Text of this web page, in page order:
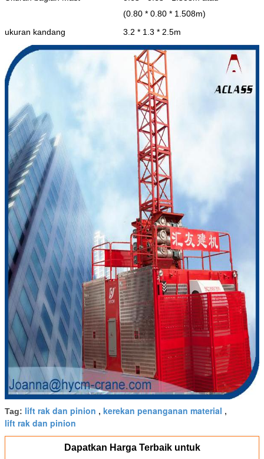
(0.80 * 0.80 * 1.508m)
ukuran kandang
3.2 * 1.3 * 2.5m
Tag: lift rak dan pinion , kerekan penanganan material ,
lift rak dan pinion
Dapatkan Harga Terbaik untuk